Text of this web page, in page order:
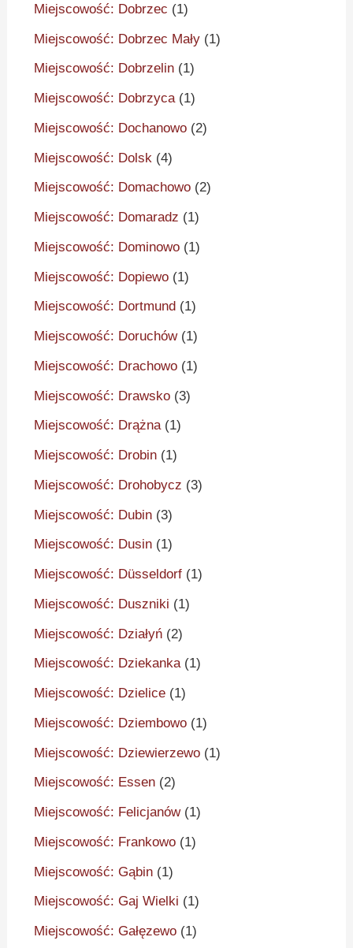
Miejscowość: Dobrzec (1)
Miejscowość: Dobrzec Mały (1)
Miejscowość: Dobrzelin (1)
Miejscowość: Dobrzyca(1)
Miejscowość: Dochanowo (2)
Miejscowość: Dolsk (4)
Miejscowość: Domachowo (2)
Miejscowość: Domaradz (1)
Miejscowość: Dominowo (1)
Miejscowość: Dopiewo (1)
Miejscowość: Dortmund (1)
Miejscowość: Doruchów(1)
Miejscowość: Drachowo (1)
Miejscowość: Drawsko (3)
Miejscowość: Drążna(1)
Miejscowość: Drobin (1)
Miejscowość: Drohobycz (3)
Miejscowość: Dubin (3)
Miejscowość: Dusin (1)
Miejscowość: Düsseldorf (1)
Miejscowość: Duszniki (1)
Miejscowość: Działyń (2)
Miejscowość: Dziekanka(1)
Miejscowość: Dzielice (1)
Miejscowość: Dziembowo (1)
Miejscowość: Dziewierzewo (1)
Miejscowość: Essen (2)
Miejscowość: Felicjanów(1)
Miejscowość: Frankowo (1)
Miejscowość: Gąbin (1)
Miejscowość: Gaj Wielki (1)
Miejscowość: Gałęzewo (1)